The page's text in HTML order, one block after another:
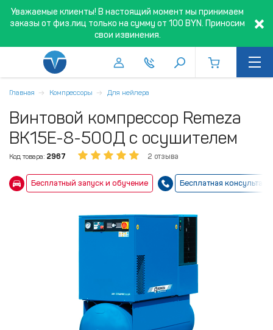
Уважаемые клиенты! В настоящий момент мы принимаем
заказы от физ.лиц только на сумму от 100 BYN. Приносим
свои извинения.
Главная Компрессоры Для нейлера
Винтовой компрессор Remeza
ВК15Е-8-500Д с осушителем
Код товара: 2967 2 отзыва
Бесплатный запуск и обучение Бесплатная